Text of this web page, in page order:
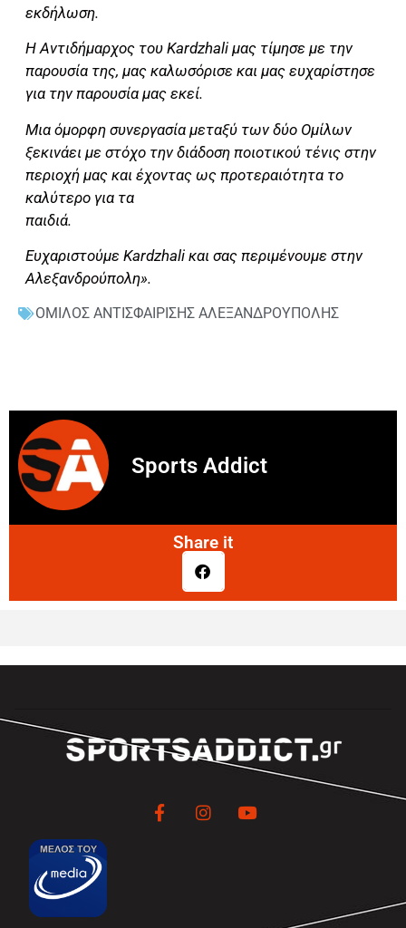
εκδήλωση.
Η Αντιδήμαρχος του Kardzhali μας τίμησε με την
παρουσία της, μας καλωσόρισε και μας ευχαρίστησε
για την παρουσία μας εκεί.
Μια όμορφη συνεργασία μεταξύ των δύο Ομίλων
ξεκινάει με στόχο την διάδοση ποιοτικού τένις στην
περιοχή μας και έχοντας ως προτεραιότητα το
καλύτερο για τα
παιδιά.
Ευχαριστούμε Kardzhali και σας περιμένουμε στην
Αλεξανδρούπολη».
ΟΜΙΛΟΣ ΑΝΤΙΣΦΑΙΡΙΣΗΣ ΑΛΕΞΑΝΔΡΟΥΠΟΛΗΣ
Sports Addict
Share it